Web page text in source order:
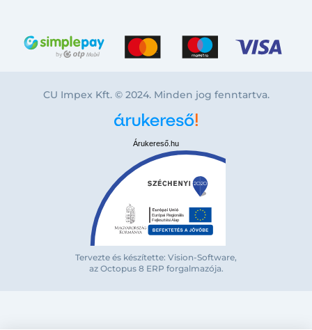
Bejelentkezés e-mail-címmel
Megjegyzés
Bejelentkezés
CU Impex Kft. © 2024. Minden jog fenntartva.
Árukereső.hu
Tervezte és készítette: Vision-Software,
az Octopus 8 ERP forgalmazója.